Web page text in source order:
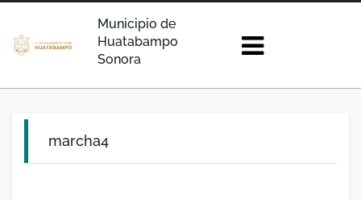
Municipio de
Huatabampo
Sonora
marcha4